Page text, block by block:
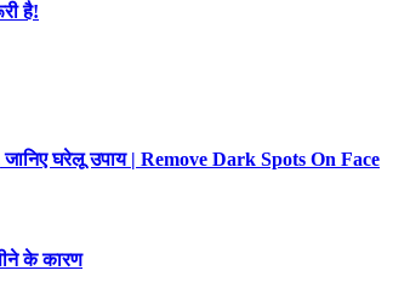
है!
घरेलू उपाय | Remove Dark Spots On Face
के कारण